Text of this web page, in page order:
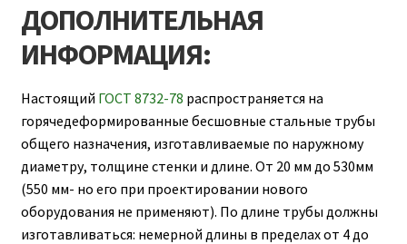
ДОПОЛНИТЕЛЬНАЯ
ИНФОРМАЦИЯ:
Настоящий ГОСТ 8732-78 распространяется на
горячедеформированные бесшовные стальные трубы
общего назначения, изготавливаемые по наружному
диаметру, толщине стенки и длине. От 20 мм до 530мм
(550 мм- но его при проектировании нового
оборудования не применяют). По длине трубы должны
изготавливаться: немерной длины в пределах от 4 до